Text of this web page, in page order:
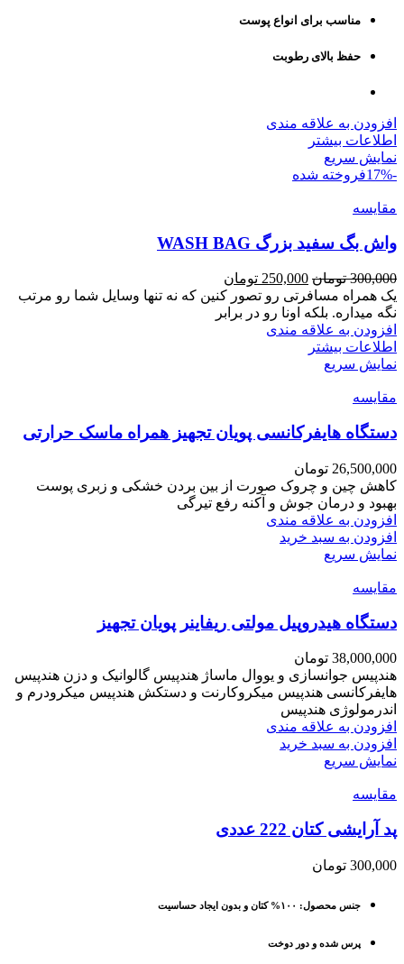
مناسب برای انواع پوست
حفظ بالای رطوبت
افزودن به علاقه مندی
اطلاعات بیشتر
نمایش سریع
-17%
فروخته شده
مقايسه
واش بگ سفید بزرگ WASH BAG
300,000 تومان Original
price
was:
300,000 تومان.
250,000 تومان
price
is:
یک همراه مسافرتی رو تصور کنین که نه تنها وسایل شما رو مرتب
نگه میداره. بلکه اونا رو در برابر
افزودن به علاقه مندی
اطلاعات بیشتر
نمایش سریع
مقايسه
دستگاه هایفرکانسی پویان تجهیز همراه ماسک حرارتی
26,500,000 تومان
کاهش چین و چروک صورت از بین بردن خشکی و زبری پوست
بهبود و درمان جوش و آکنه رفع تیرگی
افزودن به علاقه مندی
افزودن به سبد خرید
نمایش سریع
مقايسه
دستگاه هیدروپیل مولتی ریفاینر پویان تجهیز
38,000,000 تومان
هندپیس جوانسازی و یووال ماساژ هندپیس گالوانیک و دزن هندپیس
هایفرکانسی هندپیس میکروکارنت و دستکش هندپیس میکرودرم و
اندرمولوژی هندپیس
افزودن به علاقه مندی
افزودن به سبد خرید
نمایش سریع
مقايسه
پد آرایشی کتان 222 عددی
300,000 تومان
جنس محصول: ۱۰۰% کتان و بدون ایجاد حساسیت
پرس شده و دور دوخت